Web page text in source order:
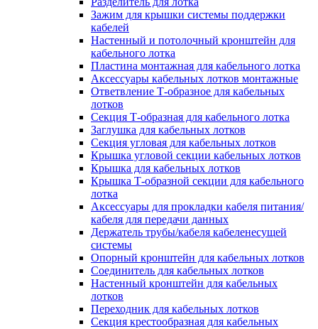
Зажим для крышки системы поддержки
кабелей
Настенный и потолочный кронштейн для
кабельного лотка
Пластина монтажная для кабельного лотка
Аксессуары кабельных лотков монтажные
Ответвление Т-образное для кабельных
лотков
Секция Т-образная для кабельного лотка
Заглушка для кабельных лотков
Секция угловая для кабельных лотков
Крышка угловой секции кабельных лотков
Крышка для кабельных лотков
Крышка Т-образной секции для кабельного
лотка
Аксессуары для прокладки кабеля питания/
кабеля для передачи данных
Держатель трубы/кабеля кабеленесущей
системы
Опорный кронштейн для кабельных лотков
Соединитель для кабельных лотков
Настенный кронштейн для кабельных
лотков
Переходник для кабельных лотков
Секция крестообразная для кабельных